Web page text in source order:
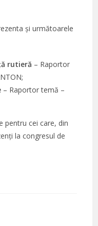
și următoarele
rutieră – Raportor
– Raportor temă –
pentru cei care, din
la congresul de